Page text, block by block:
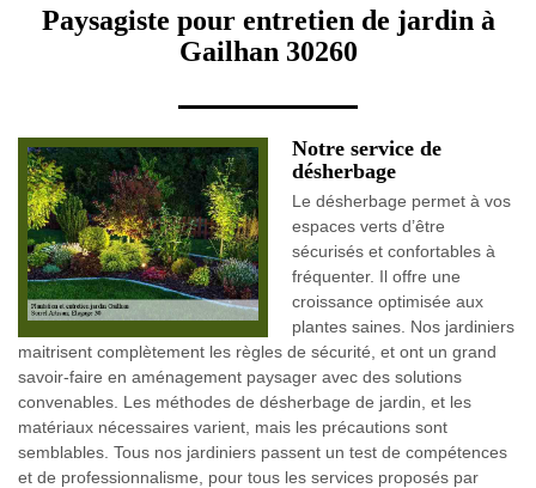
Paysagiste pour entretien de jardin à
Gailhan 30260
Notre service de
désherbage
Le désherbage permet à vos
espaces verts d’être
sécurisés et confortables à
fréquenter. Il offre une
croissance optimisée aux
plantes saines. Nos jardiniers
maitrisent complètement les règles de sécurité, et ont un grand
savoir-faire en aménagement paysager avec des solutions
convenables. Les méthodes de désherbage de jardin, et les
matériaux nécessaires varient, mais les précautions sont
semblables. Tous nos jardiniers passent un test de compétences
et de professionnalisme, pour tous les services proposés par